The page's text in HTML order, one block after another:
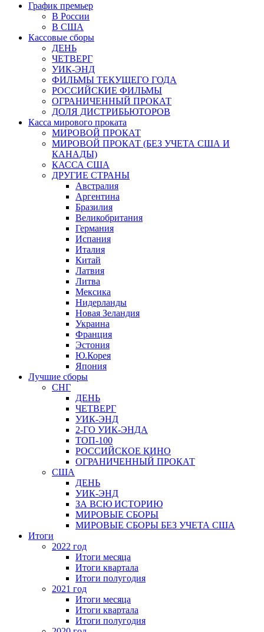
График премьер
В России
В США
Кассовые сборы
ДЕНЬ
ЧЕТВЕРГ
УИК-ЭНД
ФИЛЬМЫ ТЕКУЩЕГО ГОДА
РОССИЙСКИЕ ФИЛЬМЫ
ОГРАНИЧЕННЫЙ ПРОКАТ
ДОЛЯ ДИСТРИБЬЮТОРОВ
Касса мирового проката
МИРОВОЙ ПРОКАТ
МИРОВОЙ ПРОКАТ (БЕЗ УЧЕТА США И
КАНАДЫ)
КАССА США
ДРУГИЕ СТРАНЫ
Австралия
Аргентина
Бразилия
Великобритания
Германия
Испания
Италия
Китай
Латвия
Литва
Мексика
Нидерланды
Новая Зеландия
Украина
Франция
Эстония
Ю.Корея
Япония
Лучшие сборы
СНГ
ДЕНЬ
ЧЕТВЕРГ
УИК-ЭНД
2-ГО УИК-ЭНДА
ТОП-100
РОССИЙСКОЕ КИНО
ОГРАНИЧЕННЫЙ ПРОКАТ
США
ДЕНЬ
УИК-ЭНД
ЗА ВСЮ ИСТОРИЮ
МИРОВЫЕ СБОРЫ
МИРОВЫЕ СБОРЫ БЕЗ УЧЕТА США
Итоги
2022 год
Итоги месяца
Итоги квартала
Итоги полугодия
2021 год
Итоги месяца
Итоги квартала
Итоги полугодия